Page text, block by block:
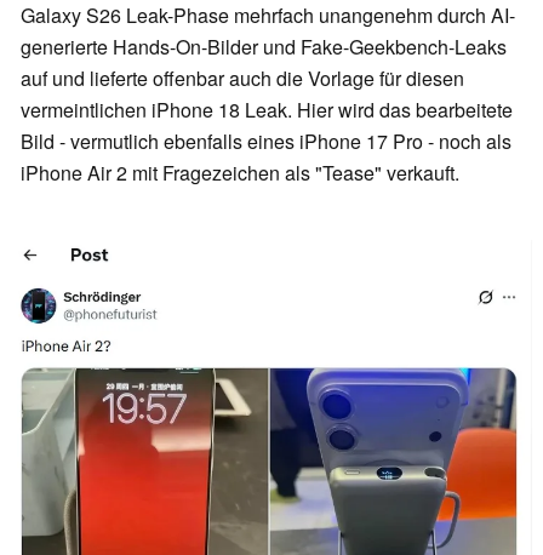
Galaxy S26 Leak-Phase mehrfach unangenehm durch AI-
generierte Hands-On-Bilder und Fake-Geekbench-Leaks
auf und lieferte offenbar auch die Vorlage für diesen
vermeintlichen iPhone 18 Leak. Hier wird das bearbeitete
Bild - vermutlich ebenfalls eines iPhone 17 Pro - noch als
iPhone Air 2 mit Fragezeichen als "Tease" verkauft.